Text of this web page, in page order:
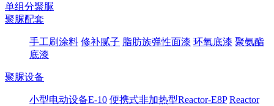
单组分聚脲
聚脲配套
手工刷涂料 修补腻子 脂肪族弹性面漆 环氧底漆 聚氨酯
底漆
聚脲设备
小型电动设备E-10 便携式非加热型Reactor-E8P Reactor